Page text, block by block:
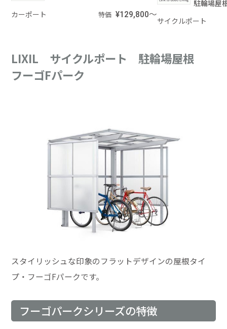
カーポート
特価 ¥129,800～
駐輪場屋
サイクルポート
LIXIL サイクルポート 駐輪場屋根
フーゴFパーク
スタイリッシュな印象のフラットデザインの屋根タイ
プ・フーゴFパークです。
フーゴパークシリーズの特徴